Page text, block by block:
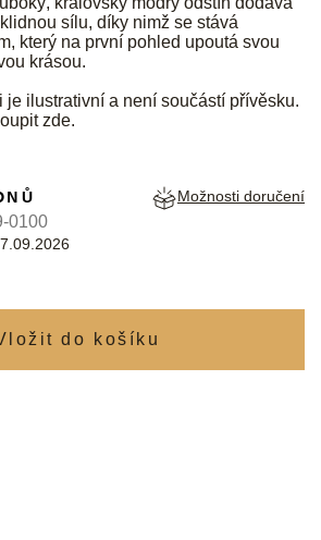
sílu, díky nimž se stává
který na první pohled upoutá svou
krásou.
je ilustrativní a není součástí přívěsku.
zde.
Možnosti doručení
0100